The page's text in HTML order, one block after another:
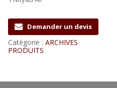
Demander un devis
Catégorie :ARCHIVES
PRODUITS